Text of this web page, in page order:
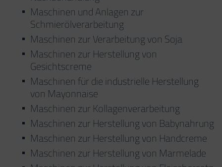
Maschinen und Anlagen zur
Schmierölverarbeitung
Maschinen zur Verarbeitung von Soja
Maschinen zur Herstellung von
Gesichtscreme
Maschinen für die industrielle Herstellung
von Mayonnaise
Maschinen zur Kollagenverarbeitung
Maschinen zur Herstellung von Babynahrung
Maschinen zur Herstellung von Handcreme
Maschinen zur Herstellung von Marmelade